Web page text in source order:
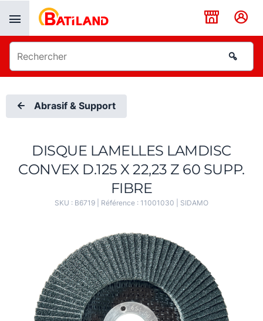
Abrasif & Support
DISQUE LAMELLES LAMDISC
CONVEX D.125 X 22,23 Z 60 SUPP.
FIBRE
SKU : B6719 | Référence : 11001030 SIDAMO
Panneau de gestion des cookies